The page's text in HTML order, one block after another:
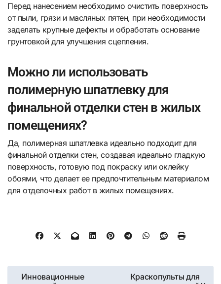
Перед нанесением необходимо очистить поверхность
от пыли, грязи и масляных пятен, при необходимости
заделать крупные дефекты и обработать основание
грунтовкой для улучшения сцепления.
Можно ли использовать
полимерную шпатлевку для
финальной отделки стен в жилых
помещениях?
Да, полимерная шпатлевка идеально подходит для
финальной отделки стен, создавая идеально гладкую
поверхность, готовую под покраску или оклейку
обоями, что делает ее предпочтительным материалом
для отделочных работ в жилых помещениях.
Навигация
Инновационные
Краскопульты для